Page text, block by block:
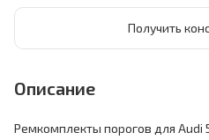
Получить
Описание
Ремкомплекты порогов для Audi